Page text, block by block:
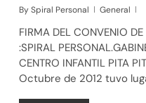
BySpiral Personal General
FIRMA DEL CONVENIO
:SPIRAL
CENTRO INFANTIL PITA
Octubre de 2012 tuvo